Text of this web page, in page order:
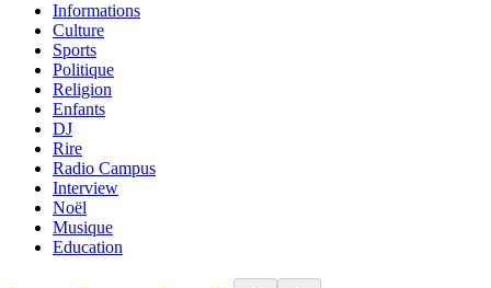
Informations
Culture
Sports
Politique
Religion
Enfants
DJ
Rire
Radio Campus
Interview
Noël
Musique
Education